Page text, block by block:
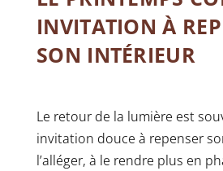
INVITATION À
SON INTÉRIEUR
Le retour de la lumière est
invitation douce à repenser
l’alléger, à le rendre plus en